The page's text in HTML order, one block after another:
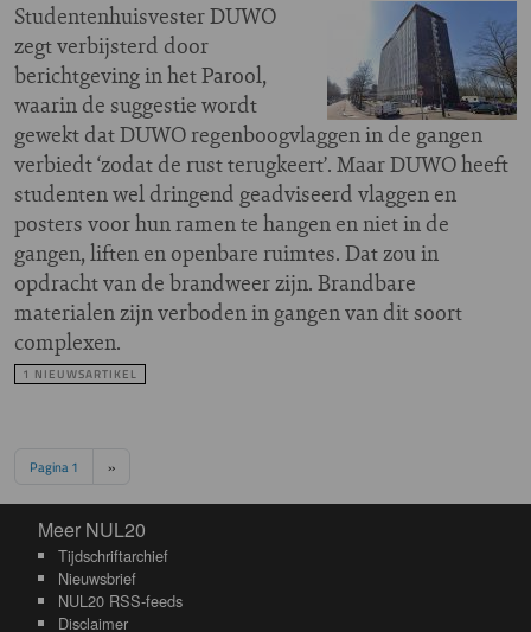
Studentenhuisvester DUWO
zegt verbijsterd door
berichtgeving in het Parool,
waarin de suggestie wordt
gewekt dat DUWO regenboogvlaggen in de gangen
verbiedt ‘zodat de rust terugkeert’. Maar DUWO heeft
studenten wel dringend geadviseerd vlaggen en
posters voor hun ramen te hangen en niet in de
gangen, liften en openbare ruimtes. Dat zou in
opdracht van de brandweer zijn. Brandbare
materialen zijn verboden in gangen van dit soort
complexen.
1 NIEUWSARTIKEL
Paginering
Pagina 1 Volgende pagina
››
Meer NUL20
Meer NUL20
Tijdschriftarchief
Nieuwsbrief
NUL20 RSS-feeds
Disclaimer